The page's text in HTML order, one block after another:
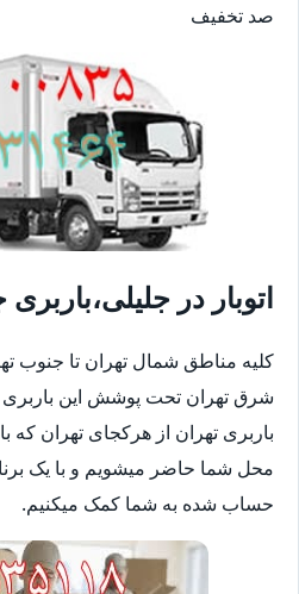
صد تخفیف
اتوبار در جلیلی،باربری
کلیه مناطق شمال تهران تا جنوب
شرق تهران تحت پوشش این
باربری تهران از هرکجای تهران که
محل شما حاضر میشویم و با یک
حساب شده به شما کمک میکنیم.